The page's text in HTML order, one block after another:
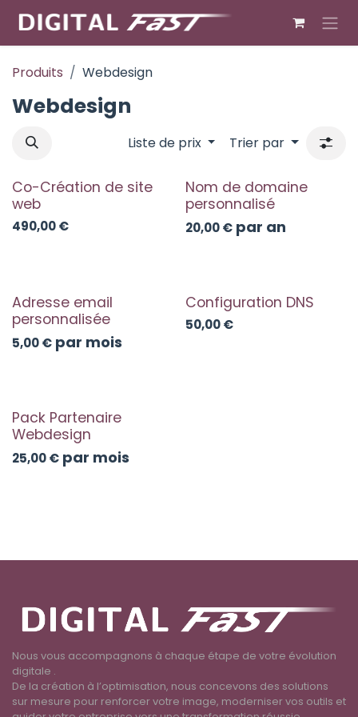
Produits Webdesign
Webdesign
Liste de prix Trier par
Co-Création de site
web
490,00€
Nom de domaine
personnalisé
20,00€ par an
Adresse email
personnalisée
5,00€ par mois
Configuration DNS
50,00€
Pack Partenaire
Webdesign
25,00€ par mois
Nous vous accompagnons à chaque étape de votre évolution
digitale .
De la création à l’optimisation, nous concevons des solutions
sur mesure pour renforcer votre image, moderniser vos outils et